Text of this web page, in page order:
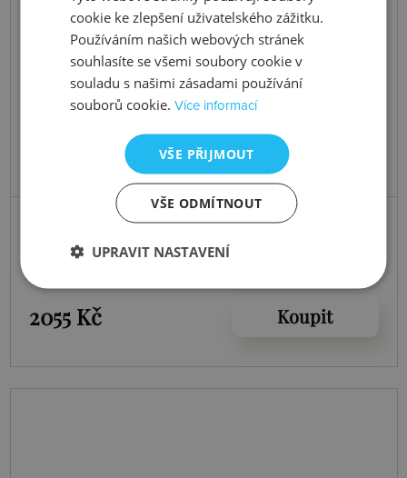
Přívěsek Emozioni Ice Sparkle Coin
2055 Kč Koupit
cookie ke zlepšení uživatelského zážitku.
Používáním našich webových stránek
souhlasíte se všemi soubory cookie v
souladu s našimi zásadami používání
souborů cookie.Více informací
VŠE PŘIJMOUT
VŠE ODMÍTNOUT
UPRAVIT NASTAVENÍ